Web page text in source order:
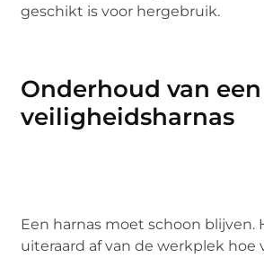
geschikt is voor hergebruik.
Onderhoud van een
veiligheidsharnas
Een harnas moet schoon blijven.
uiteraard af van de werkplek hoe